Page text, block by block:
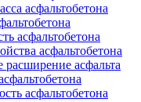
асфальтобетона
асфальтобетона
асфальтобетона
расширение асфальта
асфальтобетона